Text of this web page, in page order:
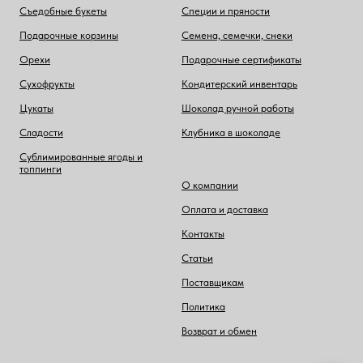
Съедобные букеты
Подарочные корзины
Орехи
Сухофрукты
Цукаты
Сладости
Сублимированные ягоды и
топпинги
Специи и пряности
Семена, семечки, снеки
Подарочные сертификаты
Кондитерский инвентарь
Шоколад ручной работы
Клубника в шоколаде
О компании
Оплата и доставка
Контакты
Статьи
Поставщикам
Политика
Возврат и обмен